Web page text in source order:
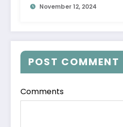
November 12, 2024
POST COMMENT
Comments